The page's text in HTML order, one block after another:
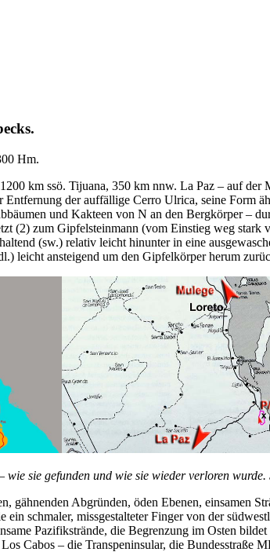
Hm.
km ssö. Tijuana, 350 km nnw. La Paz – auf
der auffällige Cerro Ulrica, seine Form
und Kakteen von N an den Bergkörper –
(2) zum Gipfelsteinmann (vom Einstieg weg
(sw.) relativ leicht hinunter in eine
leicht ansteigend um den Gipfelkörper herum
sie gefunden und wie sie wieder verloren
Abgründen, öden Ebenen, einsamen
schmaler, missgestalteter Finger von der
Pazifikstrände, die Begrenzung im Osten
Cabos – die Transpeninsular, die Bundesstraße